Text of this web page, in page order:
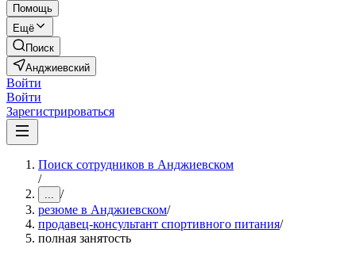
Помощь
Ещё
Поиск
Анджиевский
Войти
Войти
Зарегистрироваться
Поиск сотрудников в Анджиевском
/
... /
резюме в Анджиевском/
продавец-консультант спортивного питания/
полная занятость